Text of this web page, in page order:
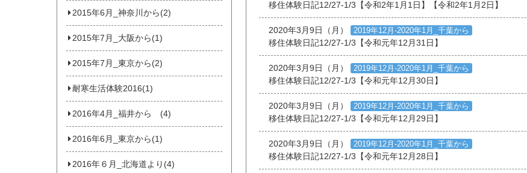
移住体験日記12/27-1/3【令和2年1月1日】【令和2年1月2日】
2020年3月9日（月）
2019年12月-2020年1月_千葉から
移住体験日記12/27-1/3【令和元年12月31日】
2020年3月9日（月）
2019年12月-2020年1月_千葉から
移住体験日記12/27-1/3【令和元年12月30日】
2020年3月9日（月）
2019年12月-2020年1月_千葉から
移住体験日記12/27-1/3【令和元年12月29日】
2020年3月9日（月）
2019年12月-2020年1月_千葉から
移住体験日記12/27-1/3【令和元年12月28日】
2015年6月_神奈川から(2)
2015年7月_大阪から(1)
2015年7月_東京から(2)
耐寒生活体験2016(1)
2016年4月_福井から (4)
2016年6月_東京から(1)
2016年６月_北海道より(4)